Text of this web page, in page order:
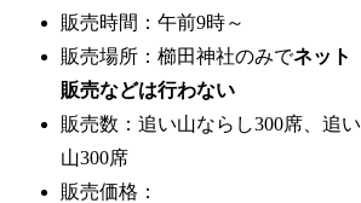
販売時間：午前9時～
販売場所：櫛田神社のみでネット
販売などは行わない
販売数：追い山ならし300席、追い
山300席
販売価格：